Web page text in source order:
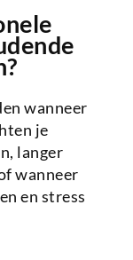
wanneer
je
langer
wanneer
en stress